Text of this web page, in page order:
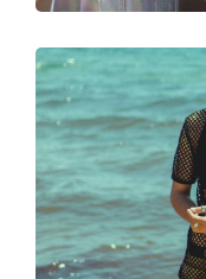
Estojo:
Pano de limpeza:
Outros
Género:
Categoria:
Marca:
Uso: